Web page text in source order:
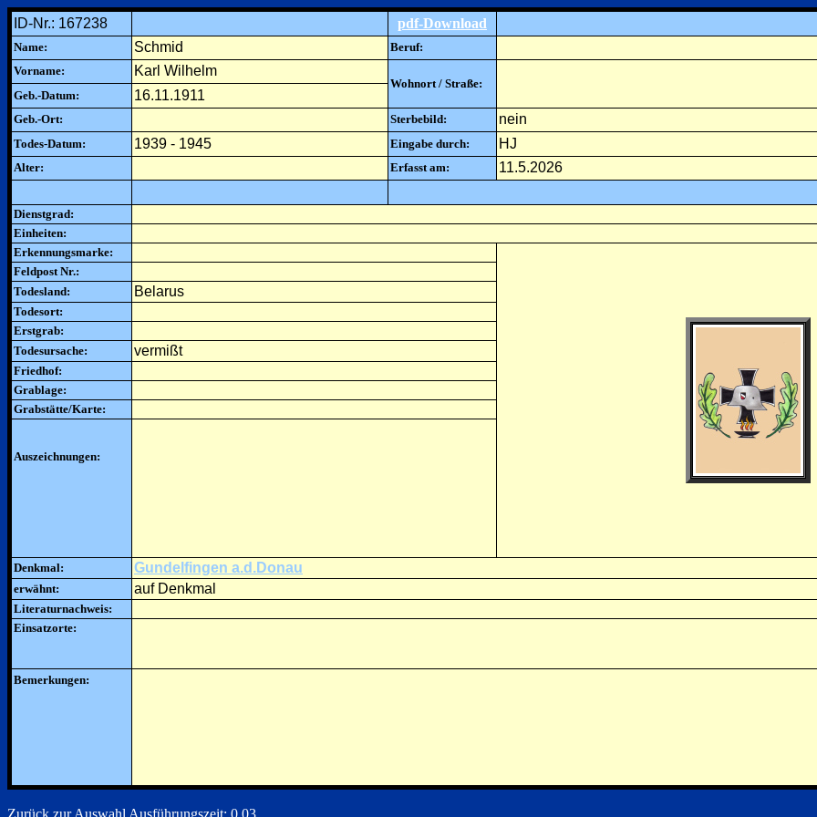
ID-Nr.: 167238 pdf-Download
Name: Schmid
Beruf:
Vorname:
Karl Wilhelm
Wohnort / Straße:
Geb.-Datum:
16.11.1911
Geb.-Ort: Sterbebild: nein
Todes-Datum: 1939 - 1945 Eingabe durch: HJ
Alter: Erfasst am: 11.5.2026
Dienstgrad:
Einheiten:
Erkennungsmarke:
Feldpost Nr.:
Todesland:
Belarus
Todesort:
Erstgrab:
Todesursache:
vermißt
Friedhof:
Grablage:
Grabstätte/Karte:
Auszeichnungen:
Denkmal: Gundelfingen a.d.Donau
erwähnt: auf Denkmal
Literaturnachweis:
Einsatzorte:
Bemerkungen:
Zurück zur Auswahl Ausführungszeit: 0.03